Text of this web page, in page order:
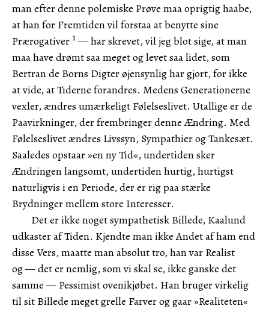
man efter denne polemiske Prøve maa oprigtig haabe,
at han for Fremtiden vil forstaa at benytte sine
Prærogativer 1— har skrevet, vil jeg blot sige, at man
maa have drømt saa meget og levet saa lidet, som
Bertran de Borns Digter øjensynlig har gjort, for ikke
at vide, at Tiderne forandres. Medens Generationerne
vexler, ændres umærkeligt Følelseslivet. Utallige er de
Paavirkninger, der frembringer denne Ændring. Med
Følelseslivet ændres Livssyn, Sympathier og Tankesæt.
Saaledes opstaar »en ny Tid«, undertiden sker
Ændringen langsomt, undertiden hurtig, hurtigst
naturligvis i en Periode, der er rig paa stærke
Brydninger mellem store Interesser.
Det er ikke noget sympathetisk Billede, Kaalund
udkaster af Tiden. Kjendte man ikke Andet af ham end
disse Vers, maatte man absolut tro, han var Realist
og — det er nemlig, som vi skal se, ikke ganske det
samme — Pessimist ovenikjøbet. Han bruger virkelig
til sit Billede meget grelle Farver og gaar »Realiteten«